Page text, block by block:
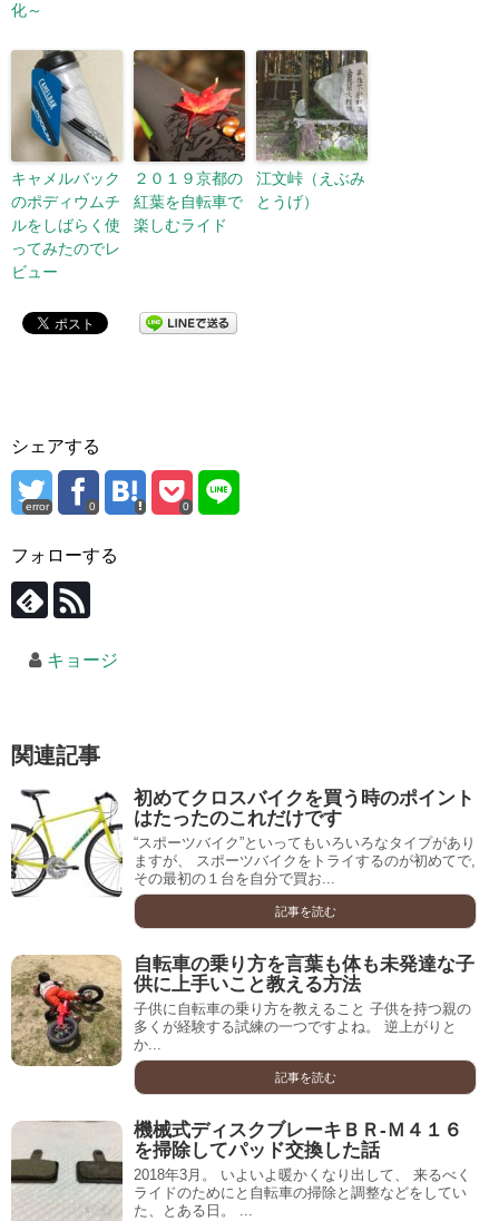
化～
キャメルバック
のポディウムチ
ルをしばらく使
ってみたのでレ
ビュー
２０１９京都の
紅葉を自転車で
楽しむライド
江文峠（えぶみ
とうげ）
シェアする
error 0 0
フォローする
キョージ
関連記事
初めてクロスバイクを買う時のポイント
はたったのこれだけです
“スポーツバイク”といってもいろいろなタイプがあり
ますが、 スポーツバイクをトライするのが初めてで,
その最初の１台を自分で買お...
記事を読む
自転車の乗り方を言葉も体も未発達な子
供に上手いこと教える方法
子供に自転車の乗り方を教えること 子供を持つ親の
多くが経験する試練の一つですよね。 逆上がりと
か...
記事を読む
機械式ディスクブレーキＢＲ-Ｍ４１６
を掃除してパッド交換した話
2018年3月。 いよいよ暖かくなり出して、 来るべく
ライドのためにと自転車の掃除と調整などをしてい
た、とある日。 ...